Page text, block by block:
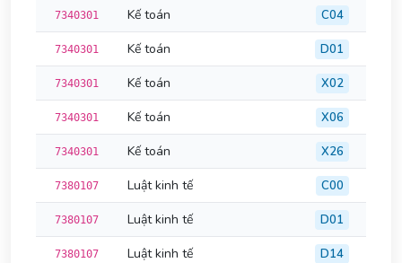
7340301 Kế toán C04
7340301 Kế toán D01
7340301 Kế toán X02
7340301 Kế toán X06
7340301 Kế toán X26
7380107 Luật kinh tế C00
7380107 Luật kinh tế D01
7380107 Luật kinh tế D14